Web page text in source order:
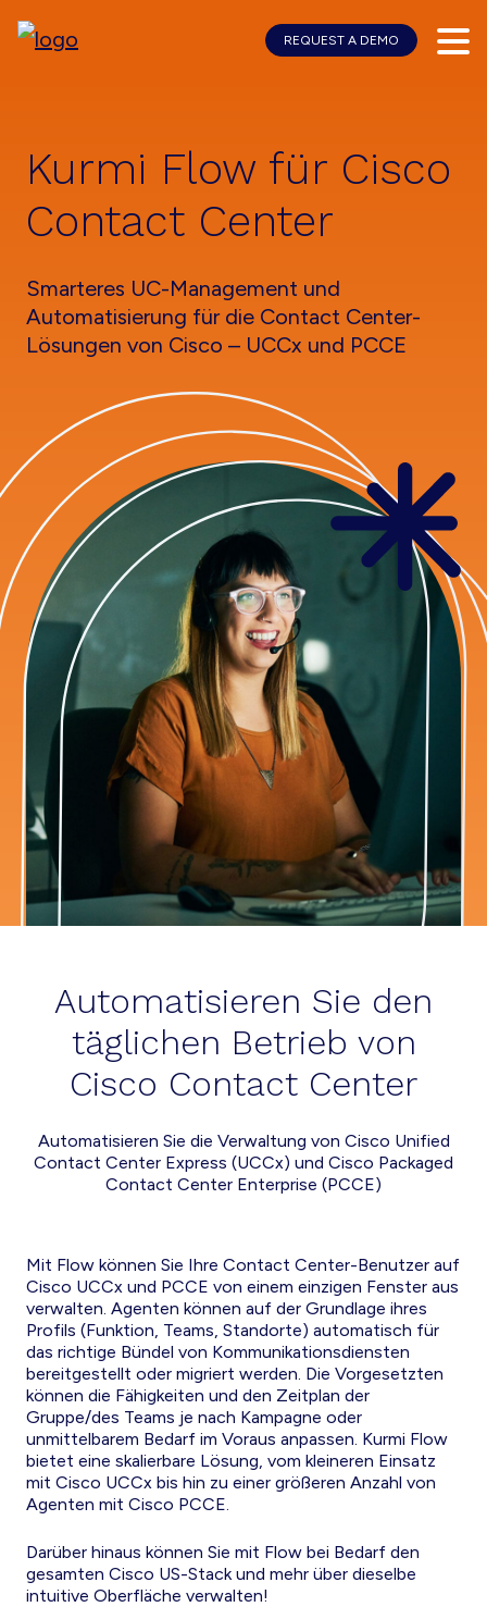
Kurmi Flow für Cisco
Contact Center
Smarteres UC-Management und
Automatisierung für die Contact Center-
Lösungen von Cisco – UCCx und PCCE
Automatisieren Sie den
täglichen Betrieb von
Cisco Contact Center
Automatisieren Sie die Verwaltung von Cisco Unified
Contact Center Express (UCCx) und Cisco Packaged
Contact Center Enterprise (PCCE)
Mit Flow können Sie Ihre Contact Center-Benutzer auf
Cisco UCCx und PCCE von einem einzigen Fenster aus
verwalten. Agenten können auf der Grundlage ihres
Profils (Funktion, Teams, Standorte) automatisch für
das richtige Bündel von Kommunikationsdiensten
bereitgestellt oder migriert werden. Die Vorgesetzten
können die Fähigkeiten und den Zeitplan der
Gruppe/des Teams je nach Kampagne oder
unmittelbarem Bedarf im Voraus anpassen. Kurmi Flow
bietet eine skalierbare Lösung, vom kleineren Einsatz
mit Cisco UCCx bis hin zu einer größeren Anzahl von
Agenten mit Cisco PCCE.
Darüber hinaus können Sie mit Flow bei Bedarf den
gesamten Cisco US-Stack und mehr über dieselbe
intuitive Oberfläche verwalten!
REQUEST A DEMO